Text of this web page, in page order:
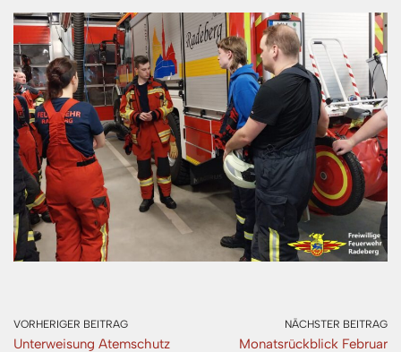
VORHERIGER BEITRAG
Unterweisung Atemschutz
NÄCHSTER BEITRAG
Monatsrückblick Februar